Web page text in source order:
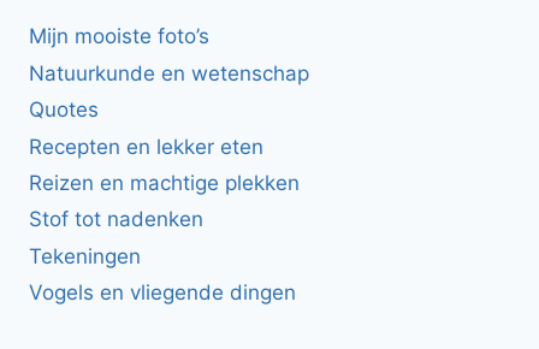
Mijn mooiste foto’s
Natuurkunde en wetenschap
Quotes
Recepten en lekker eten
Reizen en machtige plekken
Stof tot nadenken
Tekeningen
Vogels en vliegende dingen